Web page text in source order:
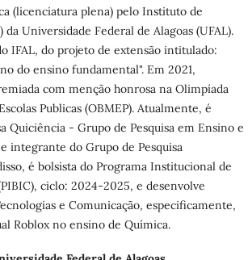
(licenciatura plena) pelo Instituto de
Universidade Federal de Alagoas (UFAL).
IFAL, do projeto de extensão intitulado:
do ensino fundamental". Em 2021,
com menção honrosa na Olimpíada
Publicas (OBMEP). Atualmente, é
Quiciência - Grupo de Pesquisa em Ensino e
integrante do Grupo de Pesquisa
é bolsista do Programa Institucional de
ciclo: 2024-2025, e desenvolve
e Comunicação, especificamente,
Roblox no ensino de Química.